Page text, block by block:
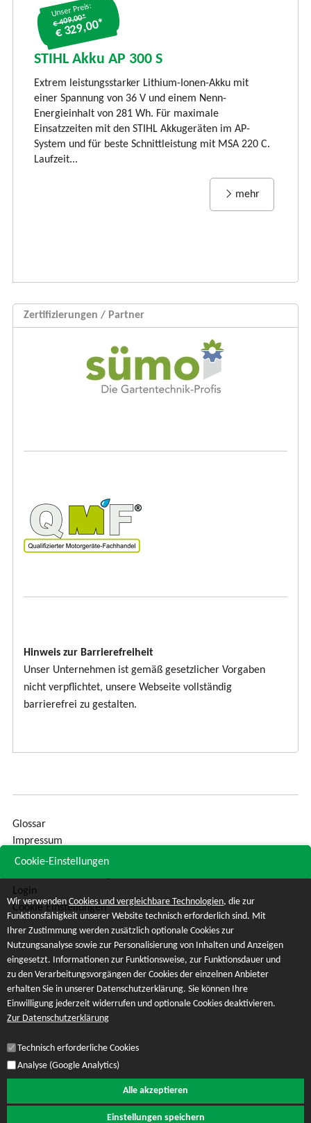
Unser Preis:
€ 409.00*
€ 329,00*
STIHL Akku AP 300 S
Extrem leistungsstarker Lithium-Ionen-Akku mit
einer Spannung von 36 V und einem Nenn-
Energieinhalt von 281 Wh. Für maximale
Einsatzzeiten mit den STIHL Akkugeräten im AP-
System und für beste Schnittleistung mit MSA 220 C.
Laufzeit...
mehr
Zertifizierungen / Partner
Hinweis zur Barrierefreiheit
Unser Unternehmen ist gemäß gesetzlicher Vorgaben
nicht verpflichtet, unsere Webseite vollständig
barrierefrei zu gestalten.
Glossar
Impressum
Sitemap
Login
Cookie Einstellungen
Cookie-Einstellungen
Wir verwenden Cookies und vergleichbare Technologien, die zur
Funktionsfähigkeit unserer Website technisch erforderlich sind. Mit
Ihrer Zustimmung werden zusätzlich optionale Cookies zur
Nutzungsanalyse sowie zur Personalisierung von Inhalten und Anzeigen
eingesetzt. Informationen zur Funktionsweise, zur Funktionsdauer und
zu den Verarbeitungsvorgängen der Cookies der einzelnen Anbieter
erhalten Sie in unserer Datenschutzerklärung. Sie können Ihre
Einwilligung jederzeit widerrufen und optionale Cookies deaktivieren.
Zur Datenschutzerklärung
Technisch erforderliche Cookies
Analyse (Google Analytics)
Alle akzeptieren
Einstellungen speichern